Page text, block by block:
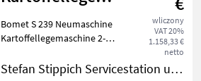
Bomet S 239
wliczony
VAT 20%
1.158,33 €
netto
Bomet S 239 Neumaschine
Kartoffellegemaschine 2-
Zustellung!! Technische
Stefan Stippich Servicestation und Handel